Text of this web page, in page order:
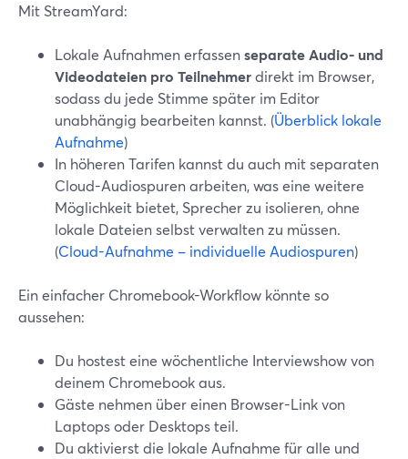
Mit StreamYard:
Lokale Aufnahmen erfassenseparate Audio- und
Videodateien pro Teilnehmerdirekt im Browser,
sodass du jede Stimme später im Editor
unabhängig bearbeiten kannst. (Überblick lokale
Aufnahme)
In höheren Tarifen kannst du auch mit separaten
Cloud-Audiospuren arbeiten, was eine weitere
Möglichkeit bietet, Sprecher zu isolieren, ohne
lokale Dateien selbst verwalten zu müssen.
(Cloud-Aufnahme – individuelle Audiospuren)
Ein einfacher Chromebook-Workflow könnte so
aussehen:
Du hostest eine wöchentliche Interviewshow von
deinem Chromebook aus.
Gäste nehmen über einen Browser-Link von
Laptops oder Desktops teil.
Du aktivierst die lokale Aufnahme für alle und